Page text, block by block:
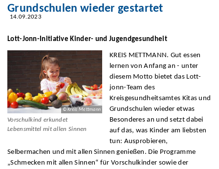
Grundschulen wieder gestartet
14.09.2023
Lott-Jonn-Initiative Kinder- und Jugendgesundheit
© Kreis Mettmann
Vorschulkind erkundet
Lebensmittel mit allen Sinnen
KREIS METTMANN. Gut essen
lernen von Anfang an - unter
diesem Motto bietet das Lott-
jonn-Team des
Kreisgesundheitsamtes Kitas und
Grundschulen wieder etwas
Besonderes an und setzt dabei
auf das, was Kinder am liebsten
tun: Ausprobieren,
Selbermachen und mit allen Sinnen genießen. Die Programme
„Schmecken mit allen Sinnen“ für Vorschulkinder sowie der